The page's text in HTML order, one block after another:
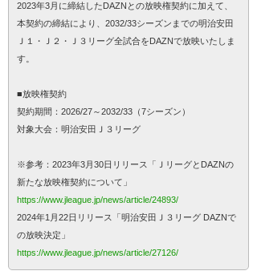
2023年3月に締結したDAZNとの放映権契約に加えて、
本契約の締結により、2032/33シーズンまでの明治安田
Ｊ１・Ｊ２・Ｊ３リーグ全試合をDAZNで放映いたしま
す。
■放映権契約
契約期間：2026/27～2032/33（7シーズン）
対象大会：明治安田Ｊ３リーグ
※参考：2023年3月30日リリース「ＪリーグとDAZNの
新たな放映権契約について」
https://www.jleague.jp/news/article/24893/
2024年1月22日リリース「明治安田Ｊ３リーグ DAZNで
の放映決定」
https://www.jleague.jp/news/article/27126/